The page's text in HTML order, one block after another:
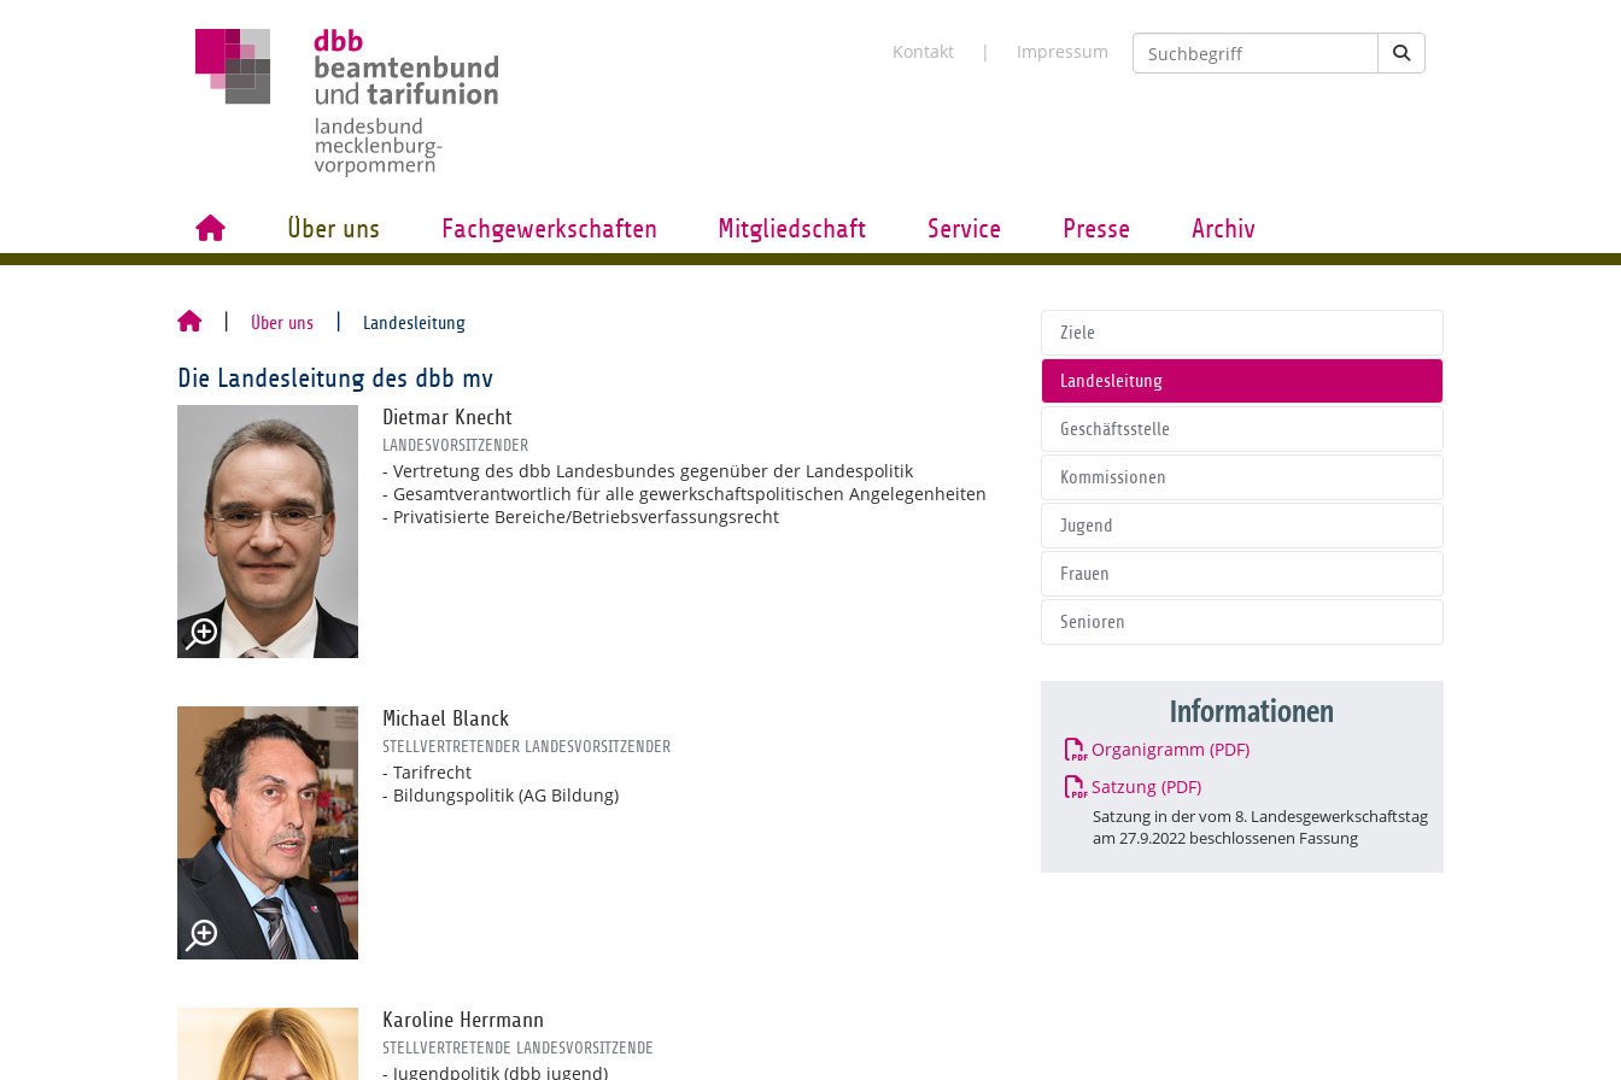
Kontakt Impressum
Über uns Fachgewerkschaften Mitgliedschaft Service Presse Archiv
Über uns Landesleitung
Die Landesleitung des dbb mv
Dietmar Knecht
LANDESVORSITZENDER
- Vertretung des dbb Landesbundes gegenüber der Landespolitik
- Gesamtverantwortlich für alle gewerkschaftspolitischen Angelegenheiten
- Privatisierte Bereiche/Betriebsverfassungsrecht
Michael Blanck
STELLVERTRETENDER LANDESVORSITZENDER
- Tarifrecht
- Bildungspolitik (AG Bildung)
Karoline Herrmann
STELLVERTRETENDE LANDESVORSITZENDE
- Jugendpolitik (dbb jugend)
Ziele
Landesleitung
Geschäftsstelle
Kommissionen
Jugend
Frauen
Senioren
Informationen
Organigramm (PDF)
Satzung (PDF)
Satzung in der vom 8. Landesgewerkschaftstag
am 27.9.2022 beschlossenen Fassung